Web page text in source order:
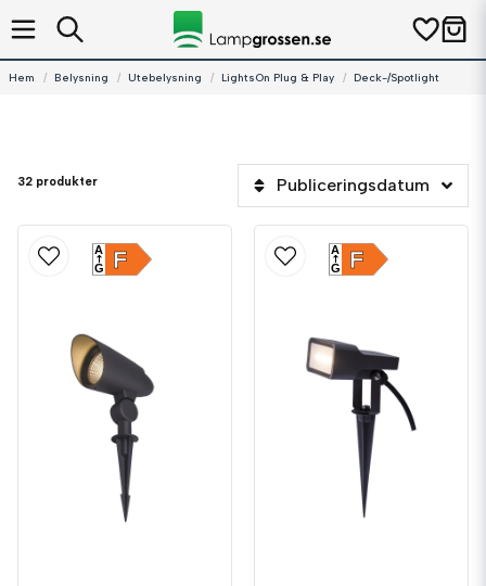
Hem Belysning Utebelysning LightsOn Plug & Play Deck-/Spotlight
32 produkter Publiceringsdatum
F
A
G F
A
G